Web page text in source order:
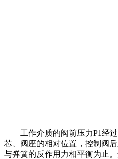
工作介质的阀前压力P1经过
芯、阀座的相对位置，控制
与弹簧的反作用力相平衡为止